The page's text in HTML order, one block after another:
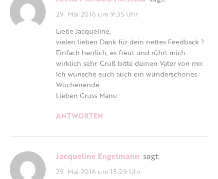
29. Mai 2016 um 9:35 Uhr
Liebe Jacqueline,
vielen lieben Dank für dein nettes Feedback ?
Einfach herrlich, es freut und rührt mich
wirklich sehr. Grüß bitte deinen Vater von mir.
Ich wünsche euch auch ein wunderschönes
Wochenende.
Lieben Gruss Manu
ANTWORTEN
Jacqueline Engelmann sagt:
29. Mai 2016 um 15:29 Uhr